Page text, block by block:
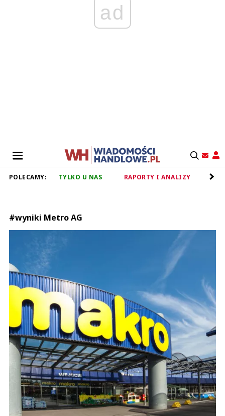
ad
POLECAMY: TYLKO U NAS RAPORTY I ANALIZY
#wyniki Metro AG